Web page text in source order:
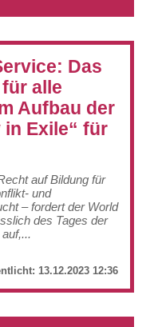
Das
alle
Aufbau der
Exile“ für
auf Bildung für
und
– fordert der World
des Tages der
13.12.2023 12:36